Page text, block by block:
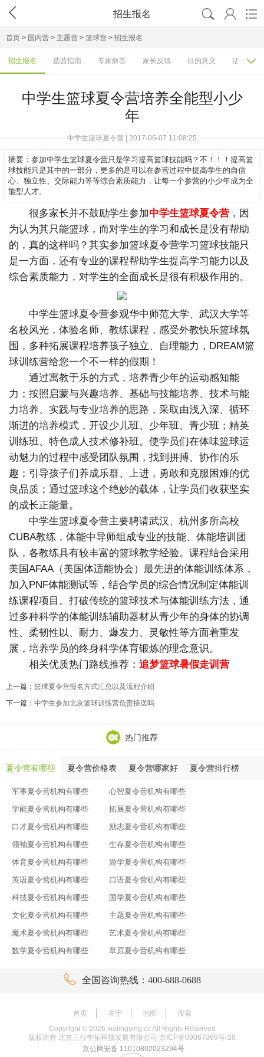
 招生报名   
首页 > 国内营 > 主题营 > 篮球营 > 招生报名
招生报名 选营指南 专家解答 家长反馈 目的意义 活动排行

中学生篮球夏令营培养全能型小少
年
中学生篮球夏令营 | 2017-06-07 11:08:25
摘要： 参加中学生篮球夏令营只是学习提高篮球技能吗？不！！！提高篮
球技能只是其中的一部分，更多的是可以在参营过程中提高学生的自信
心、独立性、交际能力等等综合素质能力，让每一个参营的小少年成为全
能型人才。
很多家长并不鼓励学生参加中学生篮球夏令营 ，因
为认为其只能篮球，而对学生的学习和成长是没有帮助
的，真的这样吗？其实参加篮球夏令营学习篮球技能只
是一方面，还有专业的课程帮助学生提高学习能力以及
综合素质能力，对学生的全面成长是很有积极作用的。
中学生篮球夏令营参观华中师范大学、武汉大学等
名校风光，体验名师、教练课程，感受外教快乐篮球氛
围，多种拓展课程培养孩子独立、自理能力，DREAM篮
球训练营给您一个不一样的假期！
通过寓教于乐的方式，培养青少年的运动感知能
力；按照启蒙与兴趣培养、基础与技能培养、技术与能
力培养、实践与专业培养的思路，采取由浅入深、循环
渐进的培养模式，开设少儿班、少年班、青少班；精英
训练班、特色成人技术修补班。使学员们在体味篮球运
动魅力的过程中感受团队氛围，找到拼搏、协作的乐
趣；引导孩子们养成乐群、上进，勇敢和克服困难的优
良品质；通过篮球这个绝妙的载体，让学员们收获坚实
的成长正能量。
中学生篮球夏令营主要聘请武汉、杭州多所高校
CUBA教练，体能中导师组成专业的技能、体能培训团
队，各教练具有较丰富的篮球教学经验。课程结合采用
美国AFAA（美国体适能协会）最先进的体能训练体系，
加入PNF体能测试等，结合学员的综合情况制定体能训
练课程项目。打破传统的篮球技术与体能训练方法，通
过多种科学的体能训练辅助器材从青少年的身体的协调
性、柔韧性以、耐力、爆发力、灵敏性等方面着重发
展，培养学员的终身科学体育锻炼的理念意识。
相关优质热门路线推荐： 追梦篮球暑假走训营
上一篇： 篮球夏令营报名方式汇总以及流程介绍
下一篇： 中学生参加北京篮球训练营负责接送吗
热门推荐
夏令营有哪些 夏令营价格表 夏令营哪家好 夏令营排行榜
军事夏令营机构有哪些
心智夏令营机构有哪些
学能夏令营机构有哪些
拓展夏令营机构有哪些
口才夏令营机构有哪些
励志夏令营机构有哪些
领袖夏令营机构有哪些
生存夏令营机构有哪些
体育夏令营机构有哪些
游学夏令营机构有哪些
英语夏令营机构有哪些
口语夏令营机构有哪些
科技夏令营机构有哪些
国学夏令营机构有哪些
文化夏令营机构有哪些
主题夏令营机构有哪些
魔术夏令营机构有哪些
艺术夏令营机构有哪些
数学夏令营机构有哪些
草原夏令营机构有哪些
 全国咨询热线：400-688-0688
首页 关于 地图
搜索
Copyright © 2026 xialingying.cc All Rights Reserved
版权所有 北京三行华拓科技发展有限公司 京ICP备09067369号-20
京公网安备 11010802023294号